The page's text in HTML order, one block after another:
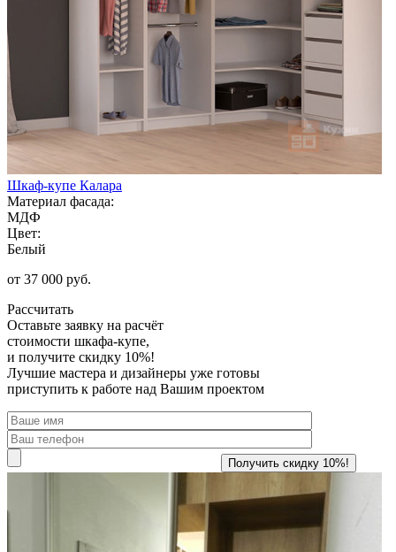
Шкаф-купе Калара
Материал фасада:
МДФ
Цвет:
Белый
от 37 000 руб.
Рассчитать
Оставьте заявку на расчёт
стоимости шкафа-купе,
и получите скидку 10%!
Лучшие мастера и дизайнеры уже готовы
приступить к работе над Вашим проектом